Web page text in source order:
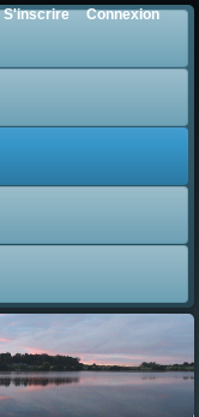
S'inscrire Connexion